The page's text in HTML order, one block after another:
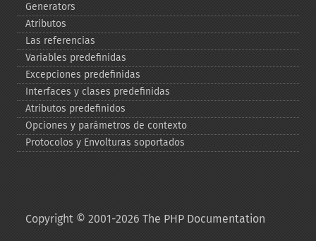
Generators
Atributos
Las referencias
Variables predefinidas
Excepciones predefinidas
Interfaces y clases predefinidas
Atributos predefinidos
Opciones y parámetros de contexto
Protocolos y Envolturas soportados
Copyright © 2001-2026 The PHP Documentation